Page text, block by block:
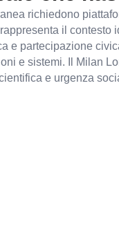
richiedono
il contesto
e partecipazione
e sistemi. Il Milan
e urgenza